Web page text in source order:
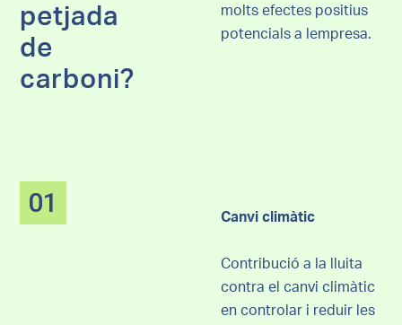
petjada
de
carboni?
molts efectes positius
potencials a lempresa.
01 Canvi climàtic
Contribució a la lluita
contra el canvi climàtic
en controlar i reduir les